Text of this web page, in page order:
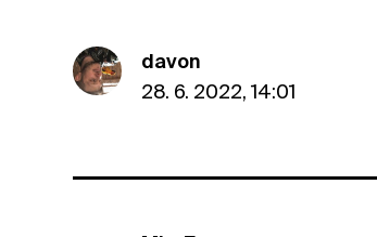
davon
28. 6. 2022, 14:01